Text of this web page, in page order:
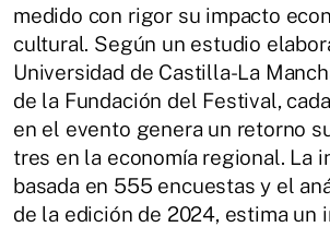
medido con rigor su impacto
cultural. Según un estudio
Universidad de Castilla-La
de la Fundación del Festival,
en el evento genera un retorno
tres en la economía regional. La
basada en 555 encuestas y el
de la edición de 2024, estima un